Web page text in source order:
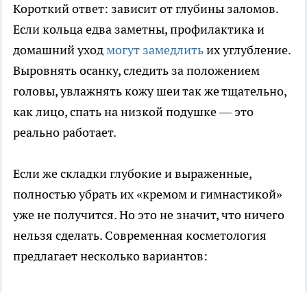
Короткий ответ: зависит от глубины заломов.
Если кольца едва заметны, профилактика и
домашний уходмогут замедлитьих углубление.
Выровнять осанку, следить за положением
головы, увлажнять кожу шеи так же тщательно,
как лицо, спать на низкой подушке — это
реально работает.
Если же складки глубокие и выраженные,
полностью убрать их «кремом и гимнастикой»
уже не получится. Но это не значит, что ничего
нельзя сделать. Современная косметология
предлагает несколько вариантов: